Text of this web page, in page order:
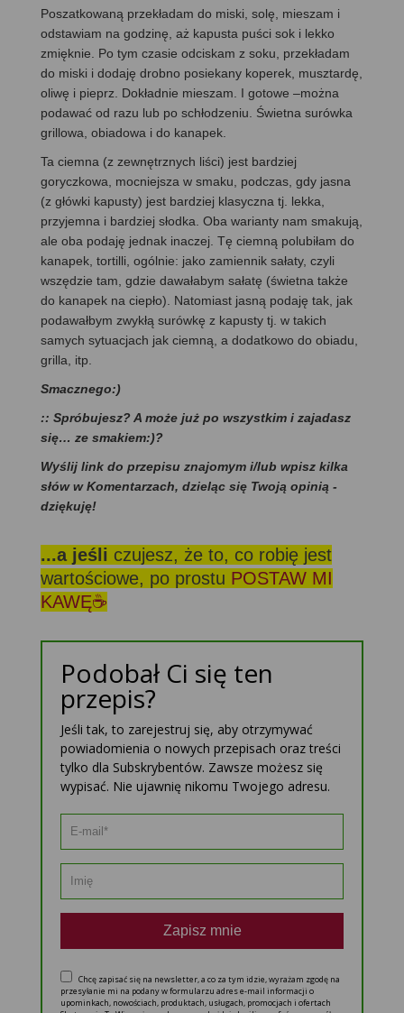
Poszatkowaną przekładam do miski, solę, mieszam i
odstawiam na godzinę, aż kapusta puści sok i lekko
zmięknie. Po tym czasie odciskam z soku, przekładam
do miski i dodaję drobno posiekany koperek, musztardę,
oliwę i pieprz. Dokładnie mieszam. I gotowe –można
podawać od razu lub po schłodzeniu. Świetna surówka
grillowa, obiadowa i do kanapek.
Ta ciemna (z zewnętrznych liści) jest bardziej
goryczkowa, mocniejsza w smaku, podczas, gdy jasna
(z główki kapusty) jest bardziej klasyczna tj. lekka,
przyjemna i bardziej słodka. Oba warianty nam smakują,
ale oba podaję jednak inaczej. Tę ciemną polubiłam do
kanapek, tortilli, ogólnie: jako zamiennik sałaty, czyli
wszędzie tam, gdzie dawałabym sałatę (świetna także
do kanapek na ciepło). Natomiast jasną podaję tak, jak
podawałbym zwykłą surówkę z kapusty tj. w takich
samych sytuacjach jak ciemną, a dodatkowo do obiadu,
grilla, itp.
Smacznego:)
:: Spróbujesz? A może już po wszystkim i zajadasz
się… ze smakiem:)?
Wyślij link do przepisu znajomym i/lub wpisz kilka
słów w Komentarzach, dzieląc się Twoją opinią -
dziękuję!
...a jeśli czujesz, że to, co robię jest
wartościowe, po prostu POSTAW MI
KAWĘ☕
Podobał Ci się ten
przepis?
Jeśli tak, to zarejestruj się, aby otrzymywać
powiadomienia o nowych przepisach oraz treści
tylko dla Subskrybentów. Zawsze możesz się
wypisać. Nie ujawnię nikomu Twojego adresu.
Zapisz mnie
Chcę zapisać się na newsletter, a co za tym idzie, wyrażam zgodę na
przesyłanie mi na podany w formularzu adres e-mail informacji o
upominkach, nowościach, produktach, usługach, promocjach i ofertach